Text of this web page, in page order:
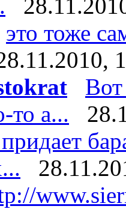
это тоже
то а...